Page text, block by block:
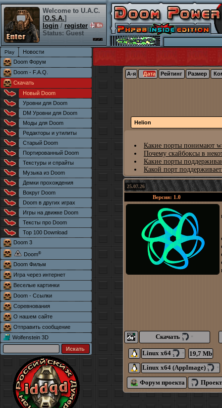
Welcome to U.A.C.
[O.S.A.]
login / register
Status: Guest
Новости
Doom Форум
Doom - F.A.Q.
Скачать
Новый Doom
Уровни для Doom
DM Уровни для Doom
Моды для Doom
Редакторы и утилиты
Старый Doom
Портированный Doom
Текстуры и спрайты
Музыка из Doom
Демки прохождения
Вокруг Doom
Doom в других играх
Игры на движке Doom
Тексты про Doom
Top 100 Download
Doom 3
Doom®
Doom Фильм
Игра через интернет
Веселые картинки
Doom - Ссылки
Соревнования
О нашем сайте
Отправить сообщение
Wolfenstein 3D
А-я Дата Рейтинг Размер
Helion
Какие порты понимают
Почему скайбоксы в
Какие порты
Какой порт
25.07.26
Версия: 1.0
Скачать *
Linux x64 *
19,7 Mb
Linux x64 (AppImage)
*
Форум проекта